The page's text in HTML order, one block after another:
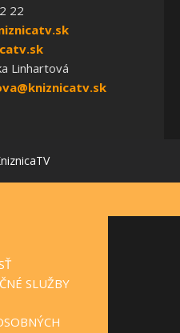
22
Linhartová
SLUŽBY